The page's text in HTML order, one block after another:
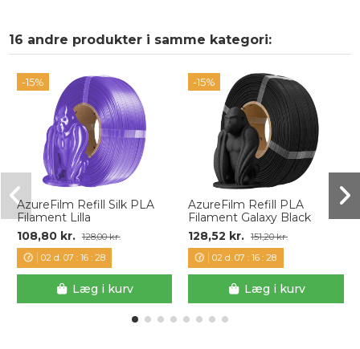
16 andre produkter i samme kategori:
-15%
AzureFilm Refill Silk PLA
Filament Lilla
108,80 kr.
128,00 kr.
02d. 07 : 16: 28
Læg i kurv
-15%
AzureFilm Refill PLA
Filament Galaxy Black
128,52 kr. 151,20 kr.
02 d. 07 :16 :28
Læg i kurv